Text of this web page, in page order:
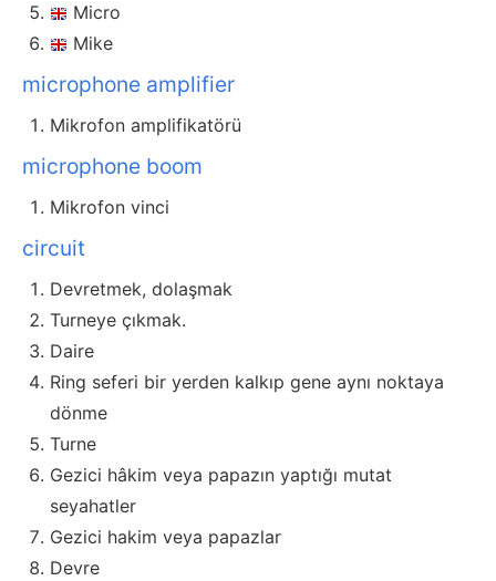
Micro
Mike
microphone amplifier
Mikrofon amplifikatörü
microphone boom
Mikrofon vinci
circuit
Devretmek, dolaşmak
Turneye çıkmak.
Daire
Ring seferi bir yerden kalkıp gene aynı noktaya
dönme
Turne
Gezici hâkim veya papazın yaptığı mutat
seyahatler
Gezici hakim veya papazlar
Devre